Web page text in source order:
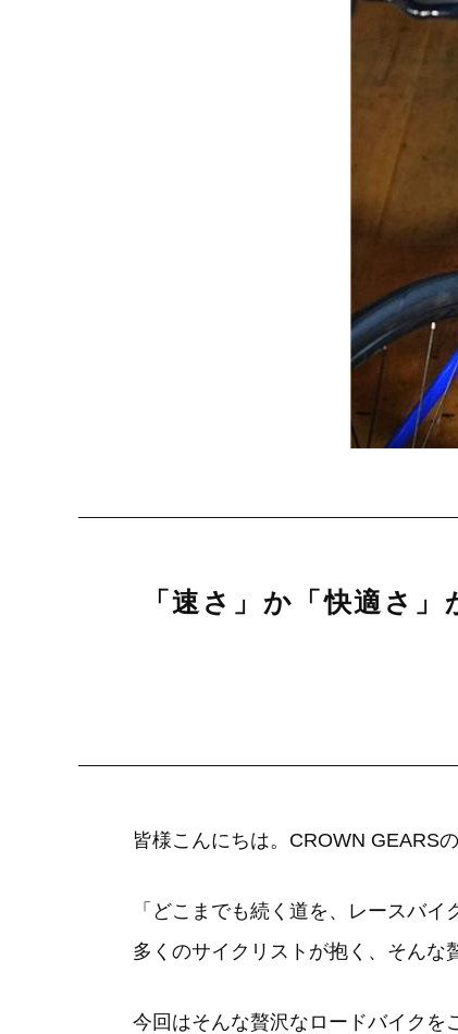
「速さ」か「快適さ
皆様こんにちは。CROWN GEARS
「どこまでも続く道を、レースバ
多くのサイクリストが抱く、そんな
今回はそんな贅沢なロードバイクを